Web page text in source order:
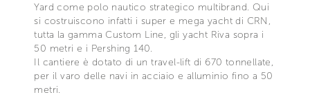
Yard come polo nautico strategico multibrand. Qui
si costruiscono infatti i super e mega yacht di CRN,
tutta la gamma Custom Line, gli yacht Riva sopra i
50 metri e i Pershing 140.
Il cantiere è dotato di un travel-lift di 670 tonnellate,
per il varo delle navi in acciaio e alluminio fino a 50
metri.